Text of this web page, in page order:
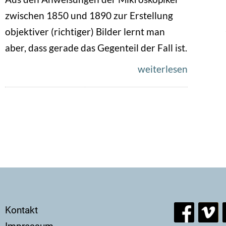
zwischen 1850 und 1890 zur Erstellung
objektiver (richtiger) Bilder lernt man
aber, dass gerade das Gegenteil der Fall ist.
weiterlesen
Secondary
menu
Kontakt